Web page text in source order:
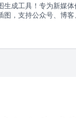
生成工具！专为新媒
图，支持公众号、博